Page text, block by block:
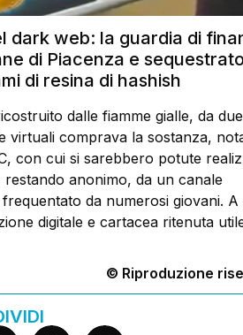
dark web: la guardia di
di Piacenza e
di resina di hashish
dalle fiamme gialle, da
virtuali comprava la sostanza,
con cui si sarebbero potute
anonimo, da un canale
da numerosi giovani. A
digitale e cartacea ritenuta
© Riproduzione